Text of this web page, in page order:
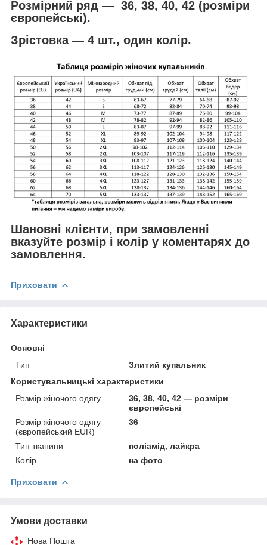
Розмірний ряд — 36, 38, 40, 42 (розміри
європейські).
Зрістовка — 4 шт., один колір.
Шановні клієнти, при замовленні
вказуйте розмір і колір у коментарях до
замовлення.
Приховати
Характеристики
Основні
Тип
Злитий купальник
Користувальницькі характеристики
Розмір жіночого одягу
36, 38, 40, 42 — розміри
європейські
Розмір жіночого одягу
(європейський EUR)
36
Тип тканини
поліамід, лайкра
Колір
на фото
Приховати
Умови доставки
Нова Пошта